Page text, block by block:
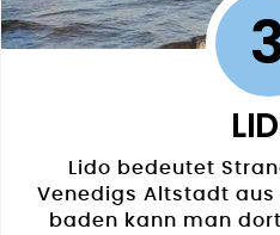
Lido bedeutet
Venedigs Altstadt aus
baden kann man